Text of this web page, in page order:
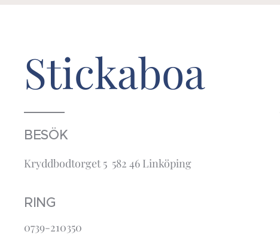
Stickaboa
BESÖK
Kryddbodtorget 5 582 46 Linköping
RING
0739-210350